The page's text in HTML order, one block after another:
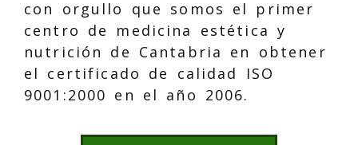
con orgullo que somos el primer
centro de medicina estética y
nutrición de Cantabria en obtener
el certificado de calidad ISO
9001:2000 en el año 2006.